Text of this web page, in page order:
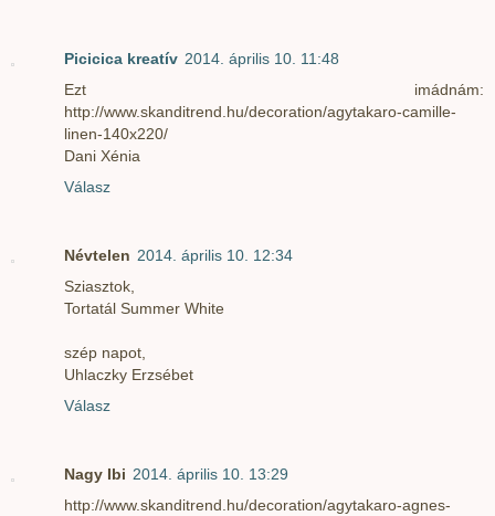
Picicica kreatív 2014. április 10. 11:48
Ezt imádnám:
http://www.skanditrend.hu/decoration/agytakaro-camille-
linen-140x220/
Dani Xénia
Válasz
Névtelen 2014. április 10. 12:34
Sziasztok,
Tortatál Summer White
szép napot,
Uhlaczky Erzsébet
Válasz
Nagy Ibi 2014. április 10. 13:29
http://www.skanditrend.hu/decoration/agytakaro-agnes-